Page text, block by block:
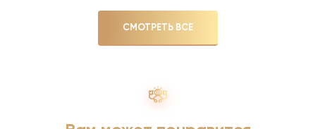
СМОТРЕТЬ ВСЕ